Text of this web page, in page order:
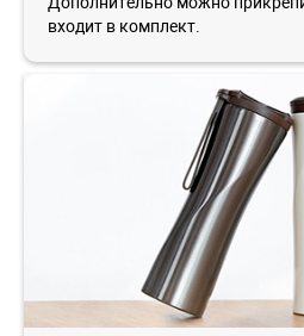
входит в комплект.